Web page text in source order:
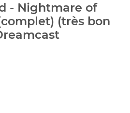
- Nightmare of
(très bon